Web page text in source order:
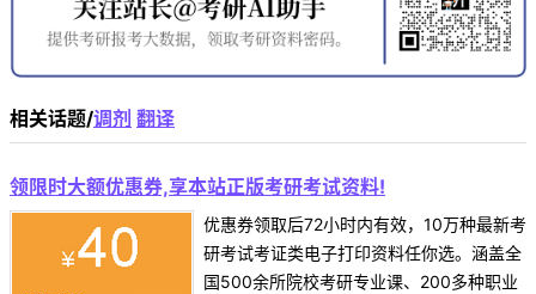
相关话题/调剂 翻译
领限时大额优惠券,享本站正版考研考试资料!
优惠券领取后72小时内有效，10万种最新考
研考试考证类电子打印资料任你选。涵盖全
国500余所院校考研专业课、200多种职业